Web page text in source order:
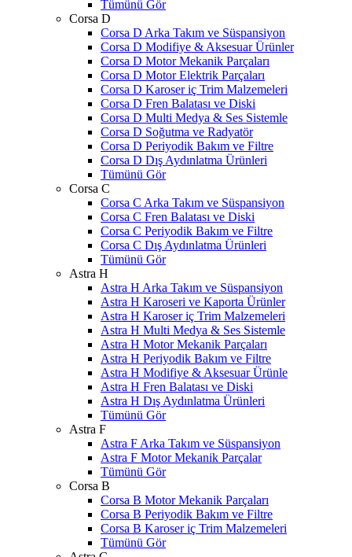
Tümünü Gör
Corsa D
Corsa D Arka Takım ve Süspansiyon
Corsa D Modifiye & Aksesuar Ürünler
Corsa D Motor Mekanik Parçaları
Corsa D Motor Elektrik Parçaları
Corsa D Karoser iç Trim Malzemeleri
Corsa D Fren Balatası ve Diski
Corsa D Multi Medya & Ses Sistemle
Corsa D Soğutma ve Radyatör
Corsa D Periyodik Bakım ve Filtre
Corsa D Dış Aydınlatma Ürünleri
Tümünü Gör
Corsa C
Corsa C Arka Takım ve Süspansiyon
Corsa C Fren Balatası ve Diski
Corsa C Periyodik Bakım ve Filtre
Corsa C Dış Aydınlatma Ürünleri
Tümünü Gör
Astra H
Astra H Arka Takım ve Süspansiyon
Astra H Karoseri ve Kaporta Ürünler
Astra H Karoser iç Trim Malzemeleri
Astra H Multi Medya & Ses Sistemle
Astra H Motor Mekanik Parçaları
Astra H Periyodik Bakım ve Filtre
Astra H Modifiye & Aksesuar Ürünle
Astra H Fren Balatası ve Diski
Astra H Dış Aydınlatma Ürünleri
Tümünü Gör
Astra F
Astra F Arka Takım ve Süspansiyon
Astra F Motor Mekanik Parçalar
Tümünü Gör
Corsa B
Corsa B Motor Mekanik Parçaları
Corsa B Periyodik Bakım ve Filtre
Corsa B Karoser iç Trim Malzemeleri
Tümünü Gör